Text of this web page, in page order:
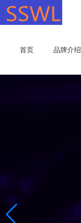
首页 品牌介绍